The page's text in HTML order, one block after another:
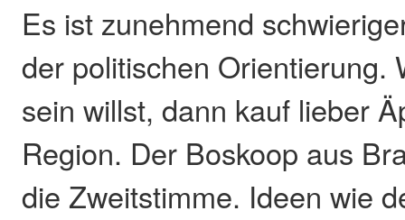
Es ist zunehmend
der politischen Orientierung.
sein willst, dann kauf lieber
Region. Der Boskoop aus
die Zweitstimme. Ideen wie